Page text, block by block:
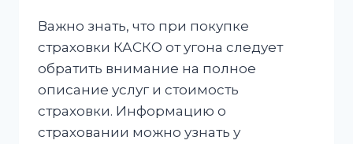
Важно знать, что при покупке
страховки КАСКО от угона следует
обратить внимание на полное
описание услуг и стоимость
страховки. Информацию о
страховании можно узнать у